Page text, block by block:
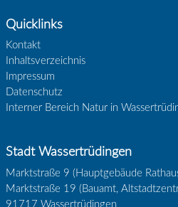
Quicklinks
Kontakt
Inhaltsverzeichnis
Impressum
Datenschutz
Interner Bereich Natur in
Stadt Wassertrüdingen
Marktstraße 9 (Hauptgebäude
Marktstraße 19 (Bauamt,
91717 Wassertrüdingen